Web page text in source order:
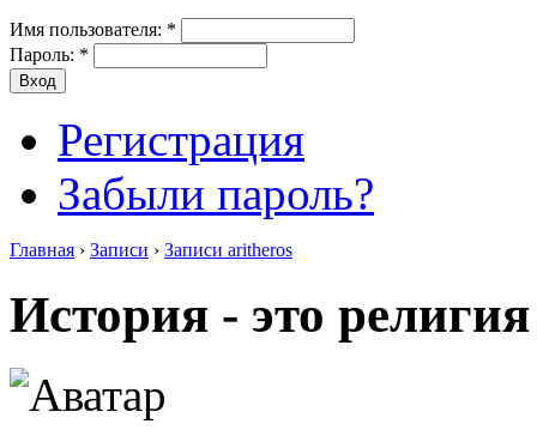
Имя пользователя: *
Пароль: *
Регистрация
Забыли пароль?
Главная › Записи › Записи aritheros
История - это религия